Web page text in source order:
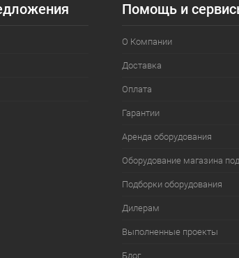
Помощь и
О Компании
Доставка
Оплата
Гарантии
Аренда оборудования
Оборудование магазина
Подборки оборудования
Дилерам
Выполненные проекты
Блог